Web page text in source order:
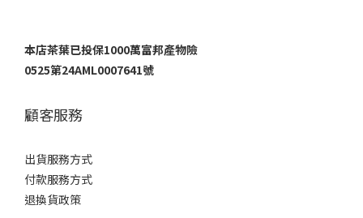
本店茶葉已投保1000萬富邦產物險
0525第24AML0007641號
顧客服務
出貨服務方式
付款服務方式
退換貨政策